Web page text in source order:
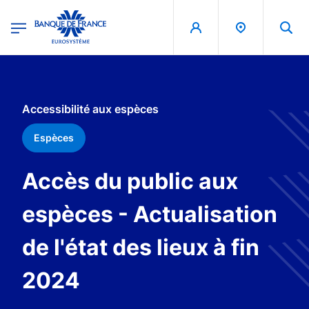
Banque de France - Menu Principal
Accessibilité aux espèces
Espèces
Accès du public aux
espèces - Actualisation
de l'état des lieux à fin
2024